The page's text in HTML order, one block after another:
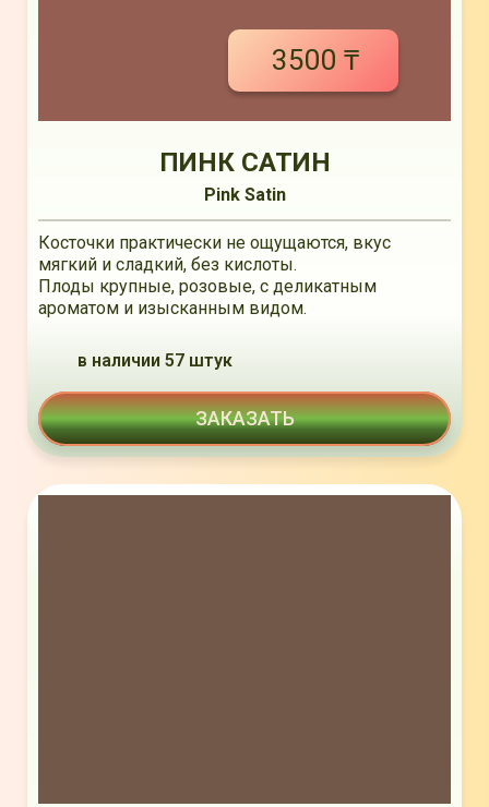
3500 ₸
ПИНК САТИН
Pink Satin
Косточки практически не ощущаются, вкус
мягкий и сладкий, без кислоты.
Плоды крупные, розовые, с деликатным
ароматом и изысканным видом.
в наличии 57 штук
ЗАКАЗАТЬ